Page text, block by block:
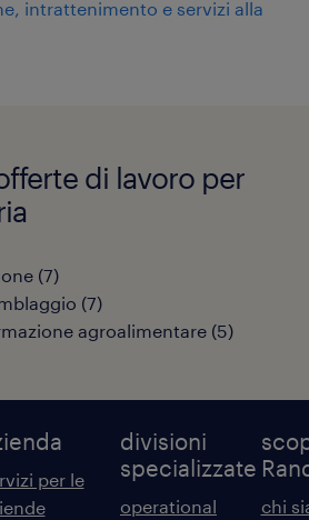
intrattenimento e servizi alla
di lavoro per
(7)
(7)
agroalimentare (5)
per le
divisioni
specializzate
operational
chi